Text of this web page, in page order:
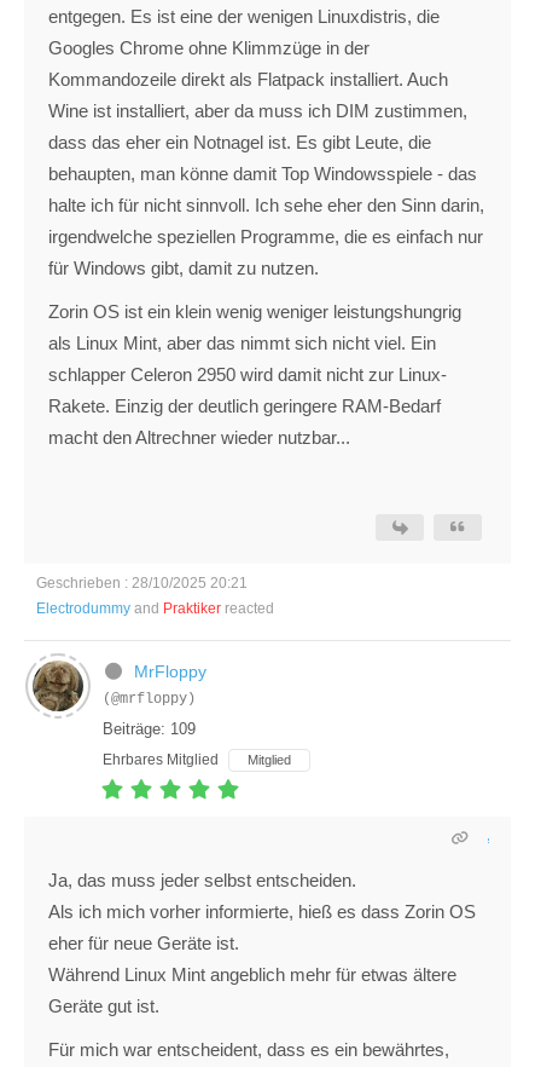
entgegen. Es ist eine der wenigen Linuxdistris, die
Googles Chrome ohne Klimmzüge in der
Kommandozeile direkt als Flatpack installiert. Auch
Wine ist installiert, aber da muss ich DIM zustimmen,
dass das eher ein Notnagel ist. Es gibt Leute, die
behaupten, man könne damit Top Windowsspiele - das
halte ich für nicht sinnvoll. Ich sehe eher den Sinn darin,
irgendwelche speziellen Programme, die es einfach nur
für Windows gibt, damit zu nutzen.
Zorin OS ist ein klein wenig weniger leistungshungrig
als Linux Mint, aber das nimmt sich nicht viel. Ein
schlapper Celeron 2950 wird damit nicht zur Linux-
Rakete. Einzig der deutlich geringere RAM-Bedarf
macht den Altrechner wieder nutzbar...
Geschrieben : 28/10/2025 20:21
Electrodummy and Praktiker reacted
MrFloppy
(@mrfloppy)
Beiträge: 109
Ehrbares Mitglied Mitglied
Ja, das muss jeder selbst entscheiden.
Als ich mich vorher informierte, hieß es dass Zorin OS
eher für neue Geräte ist.
Während Linux Mint angeblich mehr für etwas ältere
Geräte gut ist.
Für mich war entscheident, dass es ein bewährtes,